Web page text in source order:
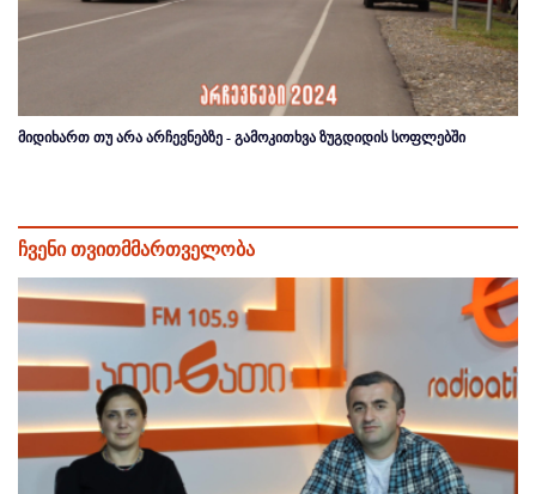
მიდიხართ თუ არა არჩევნებზე - გამოკითხვა ზუგდიდის სოფლებში
ჩვენი თვითმმართველობა